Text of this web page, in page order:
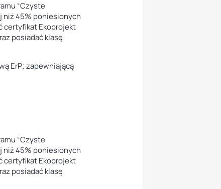
“Czyste
niż 45% poniesionych
certyfikat Ekoprojekt
posiadać klasę
ErP; zapewniającą
“Czyste
niż 45% poniesionych
certyfikat Ekoprojekt
posiadać klasę